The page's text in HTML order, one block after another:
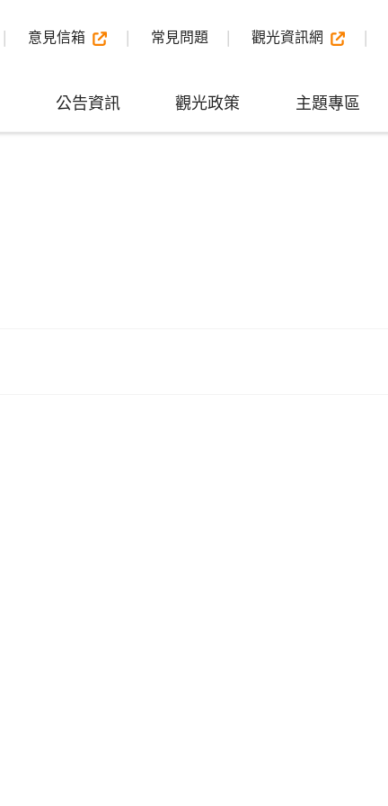
意見信箱 常見問題 觀光資訊網
公告資訊 觀光政策 主題專區